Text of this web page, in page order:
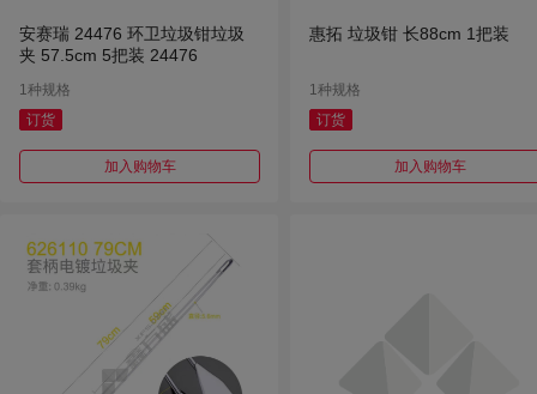
安赛瑞 24476 环卫垃圾钳垃圾
夹 57.5cm 5把装 24476
1种规格
订货
加入购物车
惠拓 垃圾钳 长88cm 1把装
1种规格
订货
加入购物车